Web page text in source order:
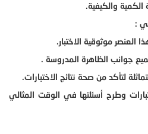
والكيفية.
:
العنصر موثوقية الاختبار.
جوانب الظاهرة المدروسة .
لتأكد من صحة نتائج الاختبارات.
وطرح أسئلتها في الوقت المثالي